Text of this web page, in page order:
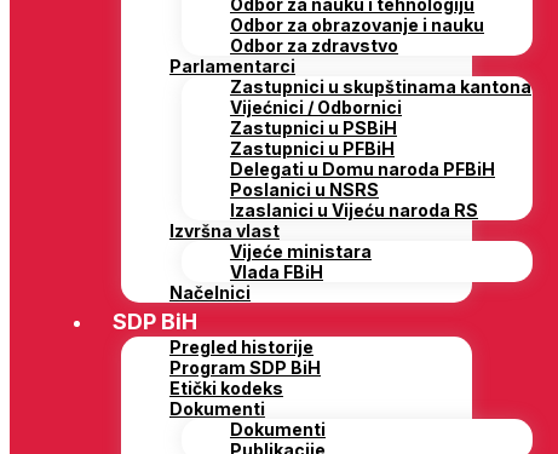
Odbor za nauku i tehnologiju
Odbor za obrazovanje i nauku
Odbor za zdravstvo
Parlamentarci
Zastupnici u skupštinama kantona
Vijećnici / Odbornici
Zastupnici u PSBiH
Zastupnici u PFBiH
Delegati u Domu naroda PFBiH
Poslanici u NSRS
Izaslanici u Vijeću naroda RS
Izvršna vlast
Vijeće ministara
Vlada FBiH
Načelnici
SDP BiH
Pregled historije
Program SDP BiH
Etički kodeks
Dokumenti
Dokumenti
Publikacije